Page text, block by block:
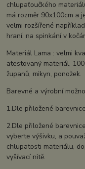
chlupaťoučkého
má rozměr 90x100cm a
velmi rozšířené
hraní, na spinkání v
Materiál Lama : velmi
atestovaný materiál,
županů, mikyn, ponožek.
Barevné a výrobní
1.Dle přiložené
2.Dle přiložené
vyberte výšivku, a
chlupatosti materiálu,
vyšívací nitě.